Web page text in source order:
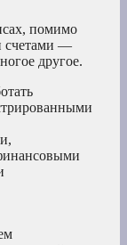
помимо
счетами —
другое.